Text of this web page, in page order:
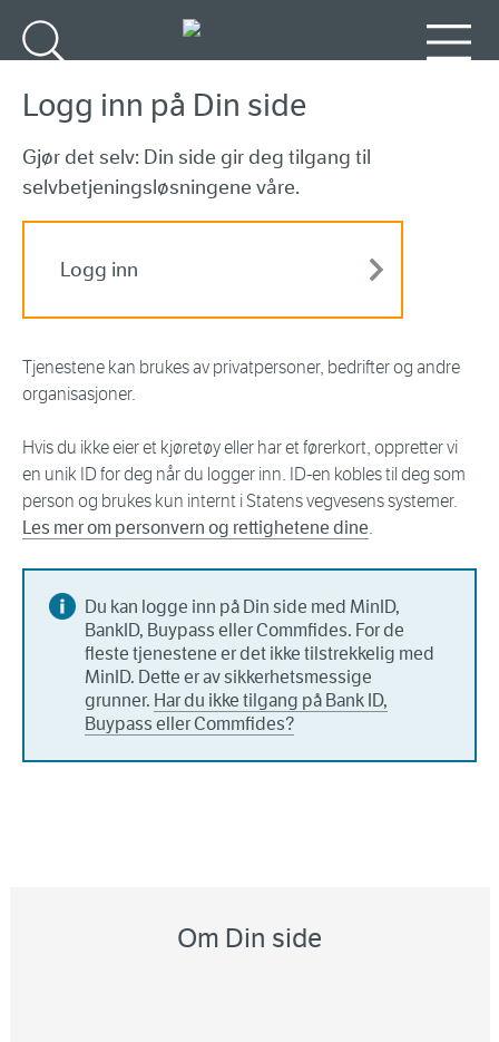
Logg inn på Din side
Gjør det selv: Din side gir deg tilgang til
selvbetjeningsløsningene våre.
Logg inn
Tjenestene kan brukes av privatpersoner, bedrifter og andre
organisasjoner.
Hvis du ikke eier et kjøretøy eller har et førerkort, oppretter vi
en unik ID for deg når du logger inn. ID-en kobles til deg som
person og brukes kun internt i Statens vegvesens systemer.
Les mer om personvern og rettighetene dine.
Du kan logge inn på Din side med MinID,
BankID, Buypass eller Commfides. For de
fleste tjenestene er det ikke tilstrekkelig med
MinID. Dette er av sikkerhetsmessige
grunner. Har du ikke tilgang på Bank ID,
Buypass eller Commfides?
Om Din side